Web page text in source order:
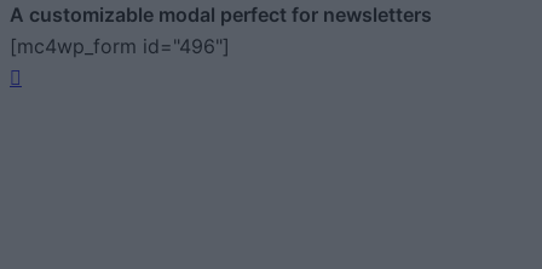
A customizable modal perfect for newsletters
[mc4wp_form id="496"]